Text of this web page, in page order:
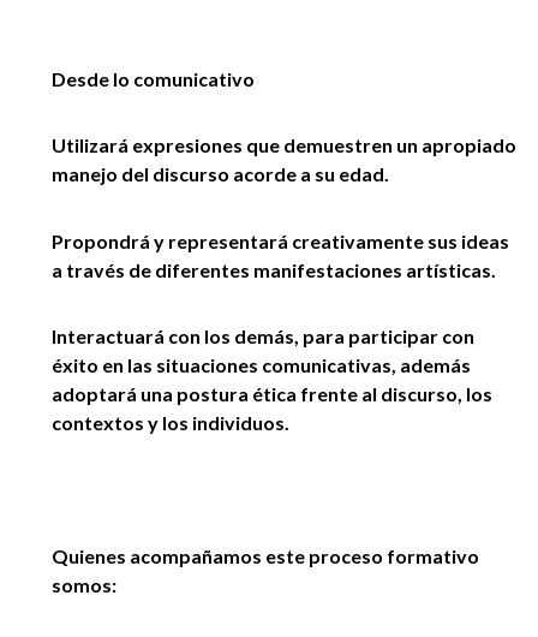
Desde lo comunicativo
Utilizará expresiones que demuestren un apropiado
manejo del discurso acorde a su edad.
Propondrá y representará creativamente sus ideas
a través de diferentes manifestaciones artísticas.
Interactuará con los demás, para participar con
éxito en las situaciones comunicativas, además
adoptará una postura ética frente al discurso, los
contextos y los individuos.
Quienes acompañamos este proceso formativo
somos: